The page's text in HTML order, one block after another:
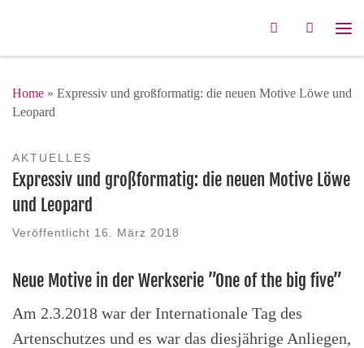
Search
Home » Expressiv und großformatig: die neuen Motive Löwe und
Leopard
AKTUELLES
Expressiv und großformatig: die neuen Motive Löwe
und Leopard
Veröffentlicht 16. März 2018
Neue Motive in der Werkserie ”One of the big five”
Am 2.3.2018 war der Internationale Tag des
Artenschutzes und es war das diesjährige Anliegen,